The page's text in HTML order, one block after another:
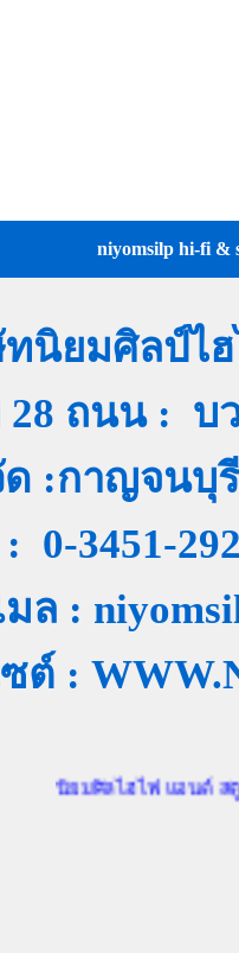
niyomsilp hi-fi &
นิยมศิลป์ไ
ถนน : บ
ด :กาญจน
: 0-3451-
มล :
ซต์ :
ยมศิลไฮไฟ แอนด์ สตูดิโอ ตัว